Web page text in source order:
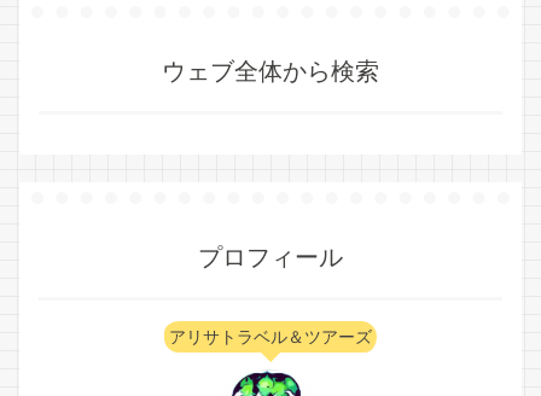
ウェブ全体から検索
プロフィール
アリサトラベル＆ツアーズ